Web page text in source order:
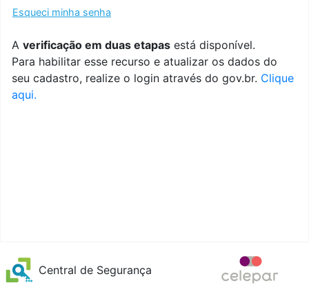
Esqueci minha senha
A verificação em duas etapas está disponível.
Para habilitar esse recurso e atualizar os dados do
seu cadastro, realize o login através do gov.br. Clique
aqui.
Central de Segurança